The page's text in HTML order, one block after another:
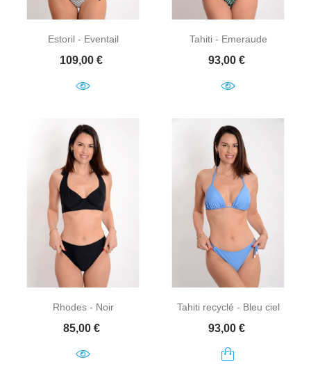
Estoril - Eventail
Prix
109,00 €
Tahiti - Emeraude
Prix
93,00 €
Rhodes - Noir
Prix
85,00 €
Tahiti recyclé - Bleu ciel
Prix
93,00 €